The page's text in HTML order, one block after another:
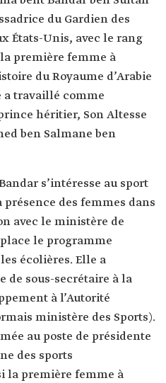
du Gardien des
États-Unis, avec le rang
première femme à
du Royaume d’Arabie
a travaillé comme
héritier, Son Altesse
ben Salmane ben
s’intéresse au sport
des femmes dans
avec le ministère de
le programme
écolières. Elle a
de sous-secrétaire à la
à l’Autorité
ministère des Sports).
au poste de présidente
des sports
la première femme à